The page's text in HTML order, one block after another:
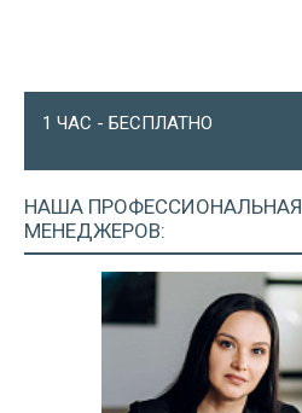
1 ЧАС - БЕСПЛАТНО
НАША ПРОФЕССИОНАЛЬНАЯ
МЕНЕДЖЕРОВ: